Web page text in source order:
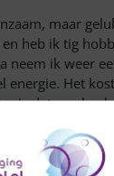
maar
heb ik tig
neem ik weer
energie. Het
is dat een
tot op heden
dat ik kan